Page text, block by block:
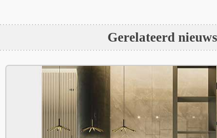
Gerelateerd nieuws